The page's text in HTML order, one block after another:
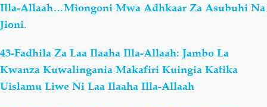
Illa-Allaah…Miongoni Mwa Adhkaar Za Asubuhi Na
Jioni.
43-Fadhila Za Laa Ilaaha Illa-Allaah: Jambo La
Kwanza Kuwalingania Makafiri Kuingia Katika
Uislamu Liwe Ni Laa Ilaaha Illa-Allaah